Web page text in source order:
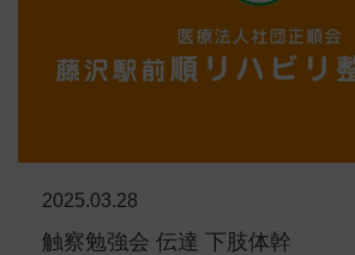
2025.03.28
触察勉強会 伝達 下肢体幹